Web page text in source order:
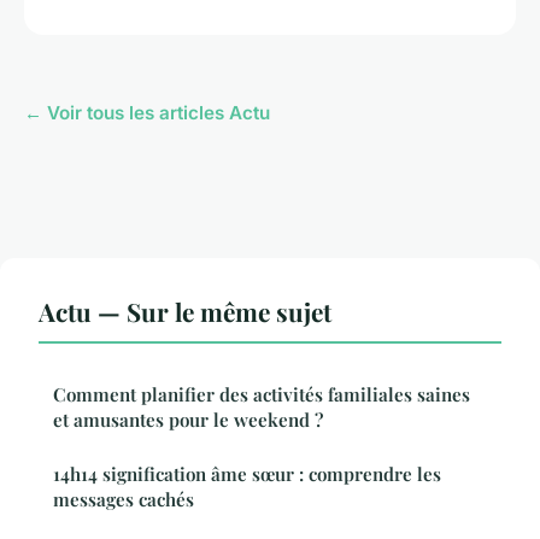
← Voir tous les articles Actu
Actu — Sur le même sujet
Comment planifier des activités familiales saines
et amusantes pour le weekend ?
14h14 signification âme sœur : comprendre les
messages cachés